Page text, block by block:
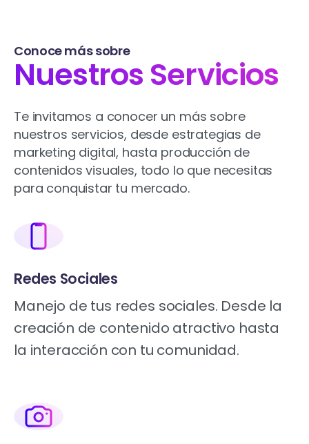
Conoce más sobre
Nuestros Servicios
Te invitamos a conocer un más sobre
nuestros servicios, desde estrategias de
marketing digital, hasta producción de
contenidos visuales, todo lo que necesitas
para conquistar tu mercado.
Redes Sociales
Manejo de tus redes sociales. Desde la
creación de contenido atractivo hasta
la interacción con tu comunidad.